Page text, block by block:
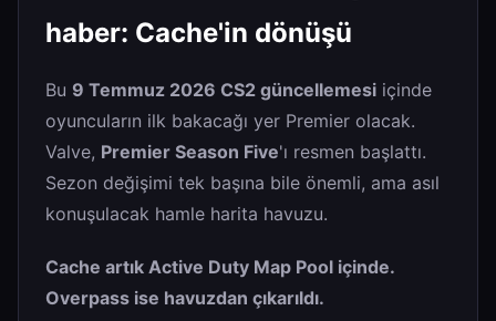
haber: Cache'in dönüşü
Bu 9 Temmuz 2026 CS2 güncellemesi içinde
oyuncuların ilk bakacağı yer Premier olacak.
Valve, Premier Season Five'ı resmen başlattı.
Sezon değişimi tek başına bile önemli, ama asıl
konuşulacak hamle harita havuzu.
Cache artık Active Duty Map Pool içinde.
Overpass ise havuzdan çıkarıldı.